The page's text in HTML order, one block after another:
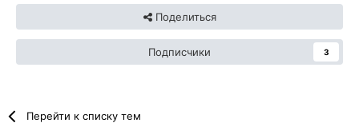
Поделиться
Подписчики 3
Перейти к списку тем